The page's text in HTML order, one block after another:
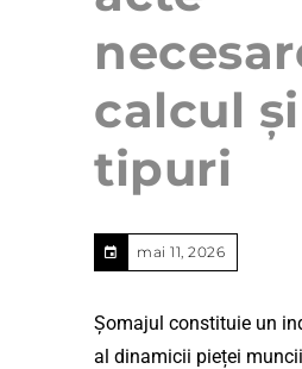
calcul și
tipuri
mai 11, 2026
Șomajul constituie un
al dinamicii pieței